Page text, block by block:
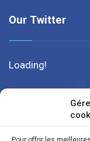
Our Twitter
Loading!